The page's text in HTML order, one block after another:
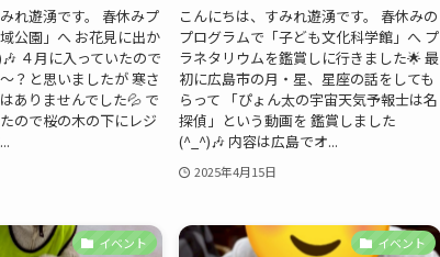
れ遊湧です。 春休みプ
公園」へ お花見に出か
４月に入っていたので
？と思いましたが 寒さ
ありませんでした💦 で
ので桜の木の下にレジ
こんにちは、すみれ遊湧です。 春休みの
プログラムで「子ども文化科学館」へ プ
ラネタリウムを鑑賞しに行きました🌟 最
初に広島市の月・星、星座の話をしても
らって 「ぴょん太の宇宙天気予報士は名
探偵」という動画を 鑑賞しました
(^_^)🎶 内容は広島でオ...
2025年4月15日
イベント イベント